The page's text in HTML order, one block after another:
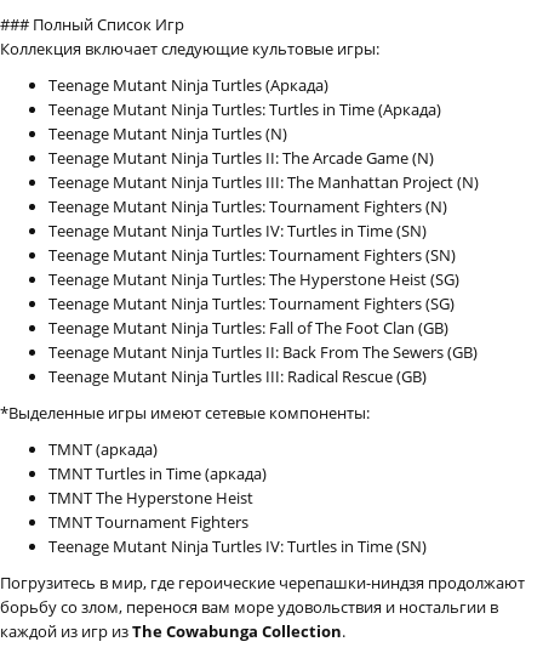
### Полный Список Игр
Коллекция включает следующие культовые игры:
Teenage Mutant Ninja Turtles (Аркада)
Teenage Mutant Ninja Turtles: Turtles in Time (Аркада)
Teenage Mutant Ninja Turtles (N)
Teenage Mutant Ninja Turtles II: The Arcade Game (N)
Teenage Mutant Ninja Turtles III: The Manhattan Project (N)
Teenage Mutant Ninja Turtles: Tournament Fighters (N)
Teenage Mutant Ninja Turtles IV: Turtles in Time (SN)
Teenage Mutant Ninja Turtles: Tournament Fighters (SN)
Teenage Mutant Ninja Turtles: The Hyperstone Heist (SG)
Teenage Mutant Ninja Turtles: Tournament Fighters (SG)
Teenage Mutant Ninja Turtles: Fall of The Foot Clan (GB)
Teenage Mutant Ninja Turtles II: Back From The Sewers (GB)
Teenage Mutant Ninja Turtles III: Radical Rescue (GB)
*Выделенные игры имеют сетевые компоненты:
TMNT (аркада)
TMNT Turtles in Time (аркада)
TMNT The Hyperstone Heist
TMNT Tournament Fighters
Teenage Mutant Ninja Turtles IV: Turtles in Time (SN)
Погрузитесь в мир, где героические черепашки-ниндзя продолжают
борьбу со злом, перенося вам море удовольствия и ностальгии в
каждой из игр изThe Cowabunga Collection.